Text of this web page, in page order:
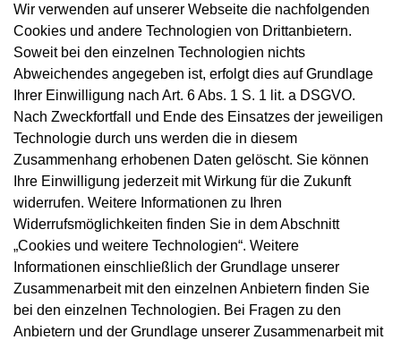
Wir verwenden auf unserer Webseite die nachfolgenden
Cookies und andere Technologien von Drittanbietern.
Soweit bei den einzelnen Technologien nichts
Abweichendes angegeben ist, erfolgt dies auf Grundlage
Ihrer Einwilligung nach Art. 6 Abs. 1 S. 1 lit. a DSGVO.
Nach Zweckfortfall und Ende des Einsatzes der jeweiligen
Technologie durch uns werden die in diesem
Zusammenhang erhobenen Daten gelöscht. Sie können
Ihre Einwilligung jederzeit mit Wirkung für die Zukunft
widerrufen. Weitere Informationen zu Ihren
Widerrufsmöglichkeiten finden Sie in dem Abschnitt
„Cookies und weitere Technologien“. Weitere
Informationen einschließlich der Grundlage unserer
Zusammenarbeit mit den einzelnen Anbietern finden Sie
bei den einzelnen Technologien. Bei Fragen zu den
Anbietern und der Grundlage unserer Zusammenarbeit mit